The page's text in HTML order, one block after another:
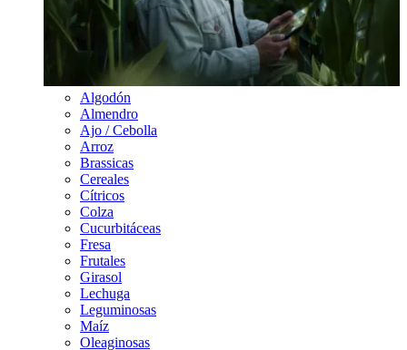
Algodón
Almendro
Ajo / Cebolla
Arroz
Brassicas
Cereales
Cítricos
Colza
Cucurbitáceas
Fresa
Frutales
Girasol
Lechuga
Leguminosas
Maíz
Oleaginosas